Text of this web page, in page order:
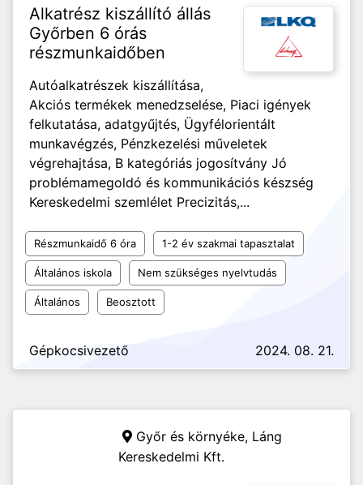
Alkatrész kiszállító állás
Győrben 6 órás
részmunkaidőben
Autóalkatrészek kiszállítása,
Akciós termékek menedzselése, Piaci igények
felkutatása, adatgyűjtés, Ügyfélorientált
munkavégzés, Pénzkezelési műveletek
végrehajtása, B kategóriás jogosítvány Jó
problémamegoldó és kommunikációs készség
Kereskedelmi szemlélet Precizitás,...
Részmunkaidő 6 óra 1-2 év szakmai tapasztalat
Általános iskola Nem szükséges nyelvtudás
Általános Beosztott
Gépkocsivezető 2024. 08. 21.
Győr és környéke, Láng
Kereskedelmi Kft.